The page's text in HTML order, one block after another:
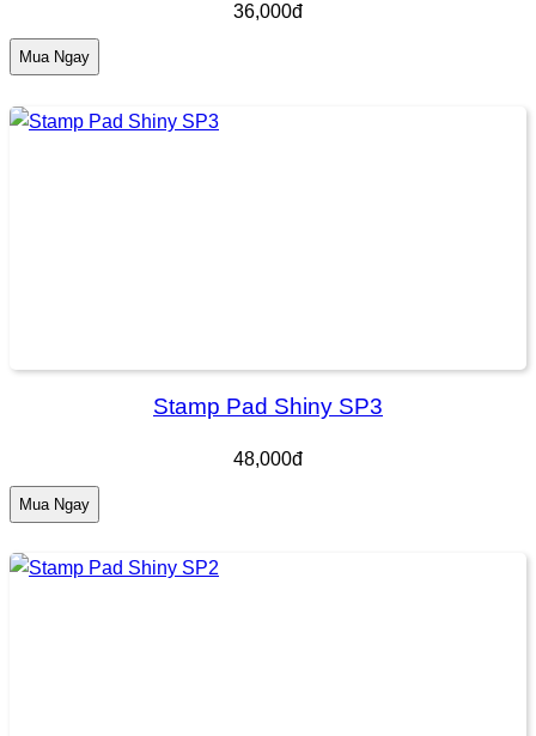
36,000đ
Mua Ngay
Stamp Pad Shiny SP3
48,000đ
Mua Ngay